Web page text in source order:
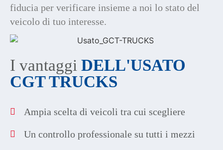
fiducia per verificare insieme a noi lo stato del
veicolo di tuo interesse.
I vantaggi DELL'USATO
CGT TRUCKS
Ampia scelta di veicoli tra cui scegliere
Un controllo professionale su tutti i mezzi